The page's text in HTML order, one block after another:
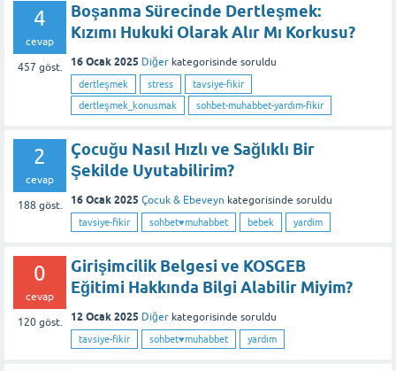
4
cevap
457 göst.
Boşanma Sürecinde Dertleşmek:
Kızımı Hukuki Olarak Alır Mı Korkusu?
16 Ocak 2025 Diğer kategorisinde soruldu
dertleşmek stress
tavsiye-fikir
dertleşmek_konusmak
sohbet-muhabbet-yardım-fikir
2
cevap
188 göst.
Çocuğu Nasıl Hızlı ve Sağlıklı Bir
Şekilde Uyutabilirim?
16 Ocak 2025 Çocuk & Ebeveyn kategorisinde soruldu
tavsiye-fikir sohbet♥️muhabbet bebek yardim
0
cevap
120göst.
Girişimcilik Belgesi ve KOSGEB
Eğitimi Hakkında Bilgi Alabilir Miyim?
12 Ocak 2025 Diğer kategorisinde soruldu
tavsiye-fikir sohbet♥️muhabbet yardım